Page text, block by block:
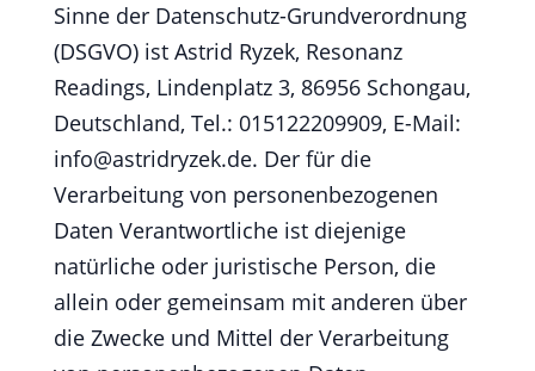
Sinne der Datenschutz-Grundverordnung
(DSGVO) ist Astrid Ryzek, Resonanz
Readings, Lindenplatz 3, 86956 Schongau,
Deutschland, Tel.: 015122209909, E-Mail:
info@astridryzek.de. Der für die
Verarbeitung von personenbezogenen
Daten Verantwortliche ist diejenige
natürliche oder juristische Person, die
allein oder gemeinsam mit anderen über
die Zwecke und Mittel der Verarbeitung